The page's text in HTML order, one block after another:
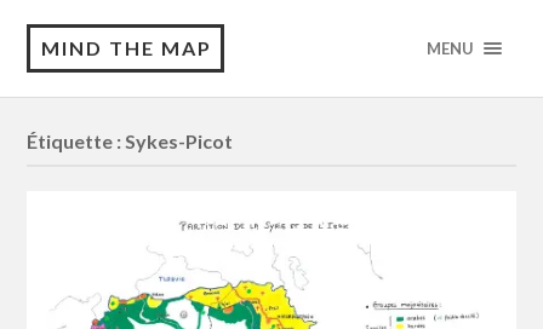
MIND THE MAP MENU
Étiquette :Sykes-Picot